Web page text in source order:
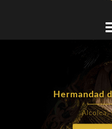
Hermandad
Alcolea,